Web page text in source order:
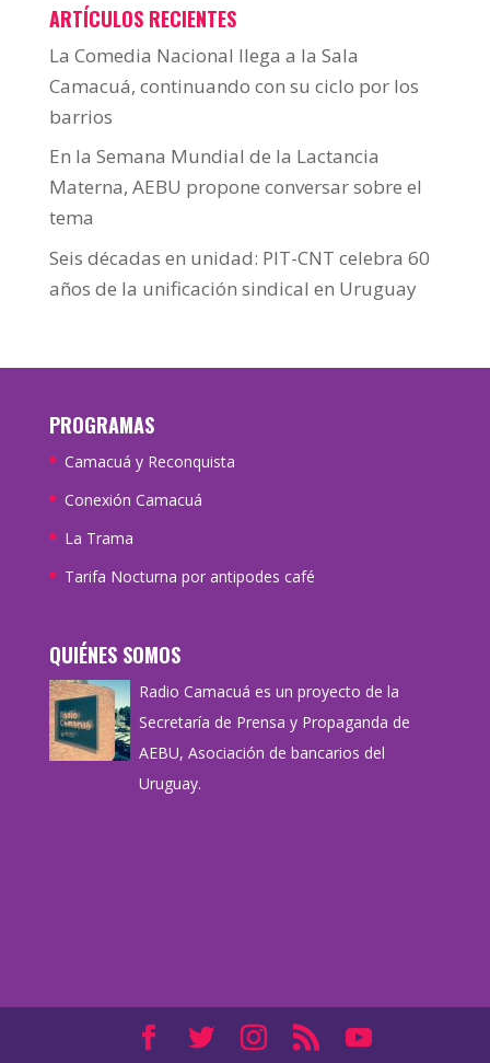
ARTÍCULOS RECIENTES
La Comedia Nacional llega a la Sala
Camacuá, continuando con su ciclo por los
barrios
En la Semana Mundial de la Lactancia
Materna, AEBU propone conversar sobre el
tema
Seis décadas en unidad: PIT-CNT celebra 60
años de la unificación sindical en Uruguay
PROGRAMAS
Camacuá y Reconquista
Conexión Camacuá
La Trama
Tarifa Nocturna por antipodes café
QUIÉNES SOMOS
Radio Camacuá es un proyecto de la
Secretaría de Prensa y Propaganda de
AEBU, Asociación de bancarios del
Uruguay.